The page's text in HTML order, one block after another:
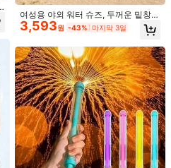
1개 여성용 여름 얇은 심리스 투명 브
레스트 페탈, 드레스에 적합, 노출 방
지, 미끄럼 방지, 세탁 가능하고 내구
성 있음, 큰 가슴 커버가 있는 웨딩드
레스와 정장 드레스에 이상적
2,344원 -50%
여성용 야외 워터 슈즈, 두꺼운 밑창
비치 양말, 여성용 미니멀리스트 슬립
온 계곡 슈즈, 스포츠 야외 워터 슈즈,
지, 경량, 편안한, 착용하기 쉬운 요가
슈즈, 휴가 여행에 적합, 빠른 건조
3,593원 -43% 마지막 3일